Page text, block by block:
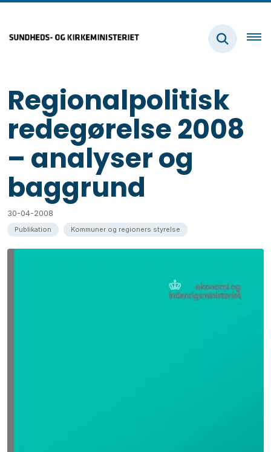
Regionalpolitisk
redegørelse 2008
– analyser og
baggrund
30-04-2008
Publikation Kommuner og regioners styrelse